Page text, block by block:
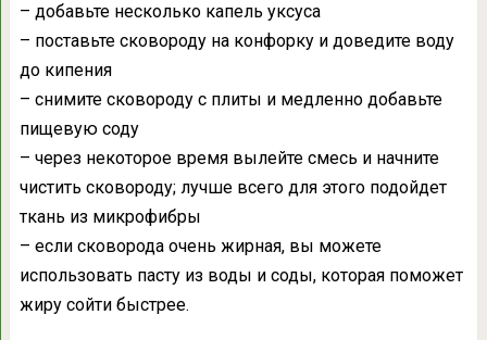
– добавьте несколько капель уксуса
– поставьте сковороду на конфорку и доведите воду
до кипения
– снимите сковороду с плиты и медленно добавьте
пищевую соду
– через некоторое время вылейте смесь и начните
чистить сковороду; лучше всего для этого подойдет
ткань из микрофибры
– если сковорода очень жирная, вы можете
использовать пасту из воды и соды, которая поможет
жиру сойти быстрее.